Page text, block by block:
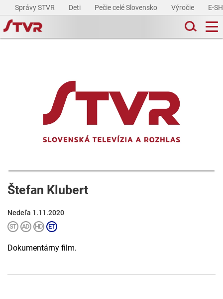
Správy STVR Deti Pečie celé Slovensko Výročie E-
Štefan Klubert
Nedeľa 1.11.2020
Dokumentárny film.